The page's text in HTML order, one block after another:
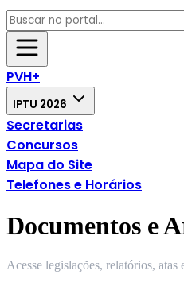
PVH+
IPTU 2026
Secretarias
Concursos
Mapa do Site
Telefones e Horários
Documentos e
Acesse legislações, relatórios,